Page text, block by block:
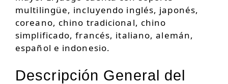
multilingüe, incluyendo inglés, japonés,
coreano, chino tradicional, chino
simplificado, francés, italiano, alemán,
español e indonesio.
Descripción General del